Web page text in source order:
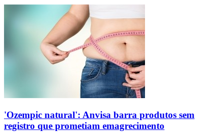
'Ozempic natural': Anvisa barra produtos sem
registro que prometiam emagrecimento